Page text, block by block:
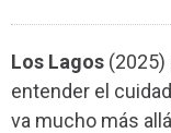
Los Lagos
entender el
va mucho más